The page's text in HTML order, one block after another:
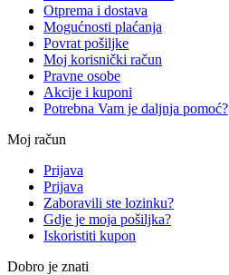
Otprema i dostava
Mogućnosti plaćanja
Povrat pošiljke
Moj korisnički račun
Pravne osobe
Akcije i kuponi
Potrebna Vam je daljnja pomoć?
Moj račun
Prijava
Prijava
Zaboravili ste lozinku?
Gdje je moja pošiljka?
Iskoristiti kupon
Dobro je znati